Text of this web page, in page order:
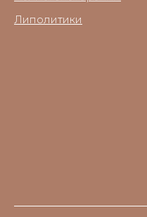
Липолитики